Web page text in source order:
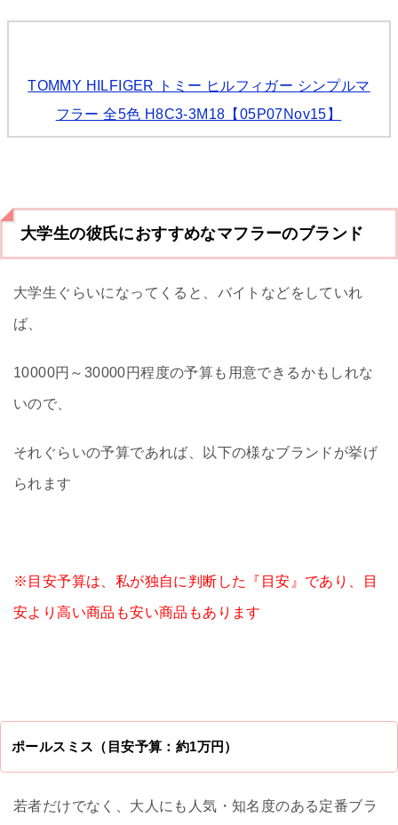
TOMMY HILFIGER トミー ヒルフィガー シンプルマ
フラー 全5色 H8C3-3M18【05P07Nov15】
大学生の彼氏におすすめなマフラーのブランド
大学生ぐらいになってくると、バイトなどをしていれ
ば、
10000円～30000円程度の予算も用意できるかもしれな
いので、
それぐらいの予算であれば、以下の様なブランドが挙げ
られます
※目安予算は、私が独自に判断した『目安』であり、目
安より高い商品も安い商品もあります
ポールスミス（目安予算：約1万円）
若者だけでなく、大人にも人気・知名度のある定番ブラ